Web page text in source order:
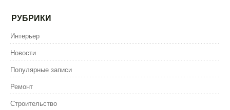
РУБРИКИ
Интерьер
Новости
Популярные записи
Ремонт
Строительство